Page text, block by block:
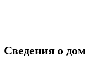
Сведения о